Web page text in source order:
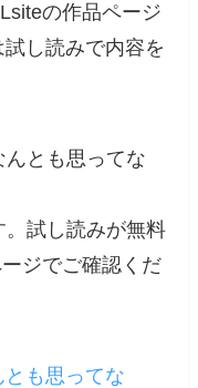
の作品ページ
し読みで内容を
とも思ってな
試し読みが無料
ジでご確認くだ
とも思ってな